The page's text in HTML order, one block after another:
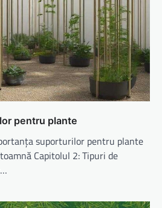
pentru plante
suporturilor pentru plante
Capitolul 2: Tipuri de